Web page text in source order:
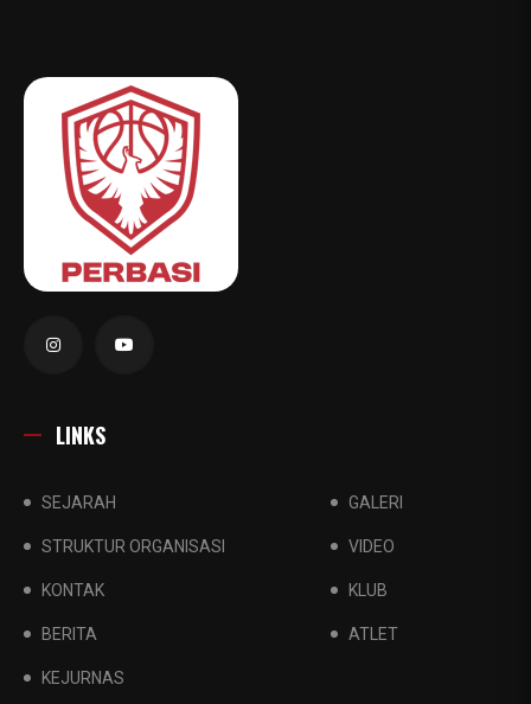
LINKS
SEJARAH
STRUKTUR ORGANISASI
KONTAK
BERITA
KEJURNAS
GALERI
VIDEO
KLUB
ATLET